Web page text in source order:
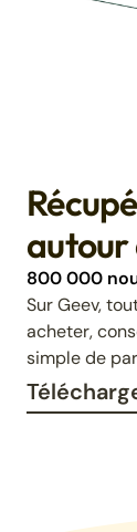
autour
800 000
Sur Geev,
acheter,
simple de